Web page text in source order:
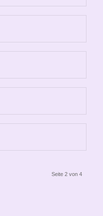
Seite 2 von 4